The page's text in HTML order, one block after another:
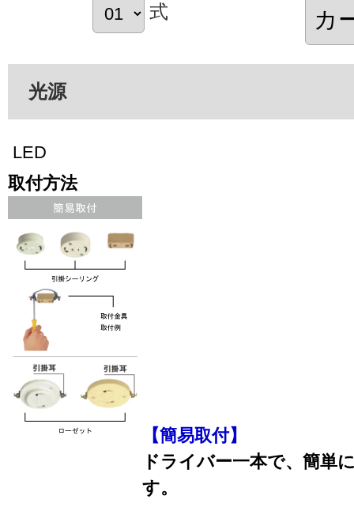
式
光源
LED
取付方法
【簡易取付】
ドライバー一本で、簡単
す。